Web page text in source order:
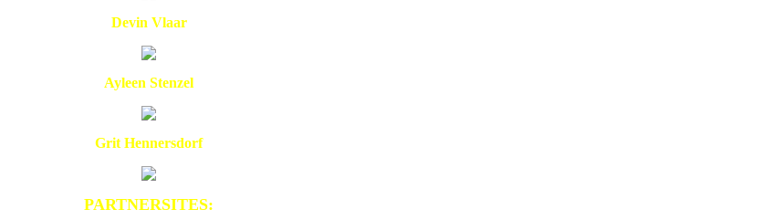
Devin Vlaar
Ayleen Stenzel
Grit Hennersdorf
PARTNERSITES: